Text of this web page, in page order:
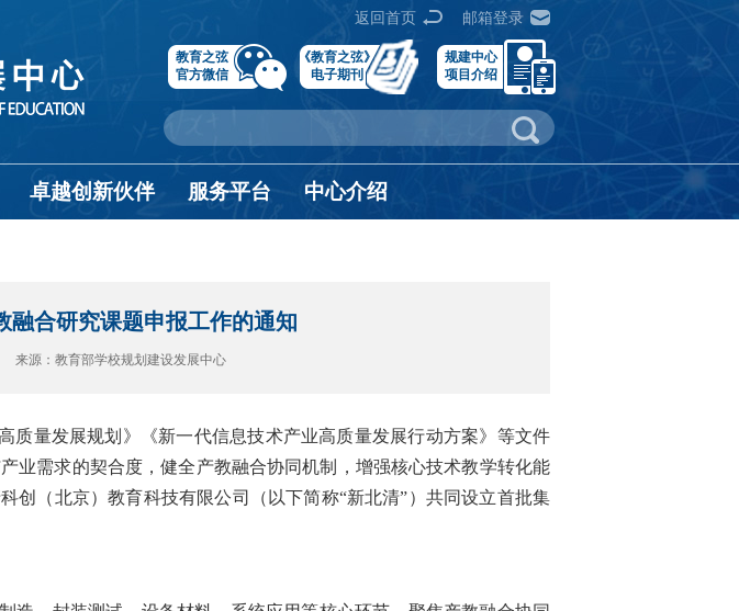
邮箱登录
返回首页
教育之弦
官方微信
规建中心
项目介绍
《教育之弦》
电子期刊
卓越创新伙伴 服务平台 中心介绍
融合研究课题申报工作的通知
育部学校规划建设发展中心
质量发展规划》《新一代信息技术产业高质量发展行动方案》等文件
业需求的契合度，健全产教融合协同机制，增强核心技术教学转化能
创（北京）教育科技有限公司（以下简称“新北清”）共同设立首批集